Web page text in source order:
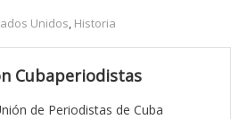
Unidos Historia
Cubaperiodistas
de Periodistas de Cuba